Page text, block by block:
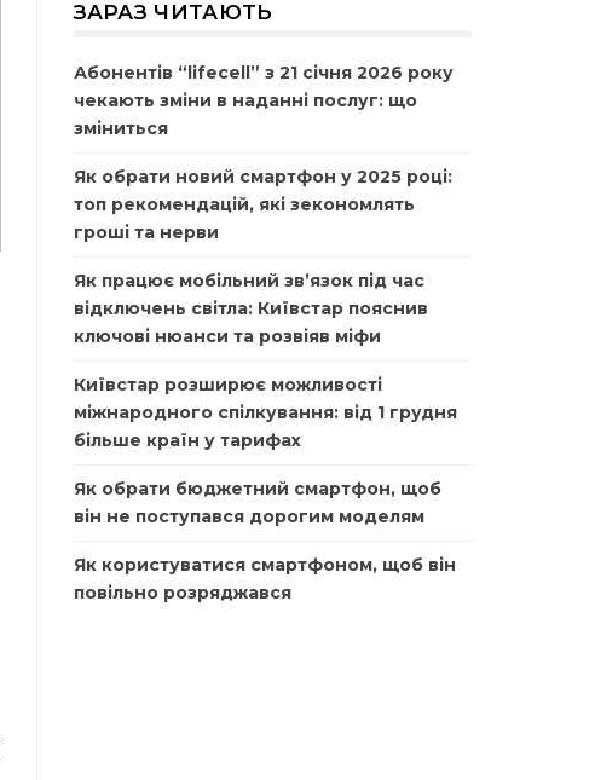
ЗАРАЗ ЧИТАЮТЬ
Абонентів “lifecell” з 21 січня 2026 року
чекають зміни в наданні послуг: що
зміниться
Як обрати новий смартфон у 2025 році:
топ рекомендацій, які зекономлять
гроші та нерви
Як працює мобільний зв’язок під час
відключень світла: Київстар пояснив
ключові нюанси та розвіяв міфи
Київстар розширює можливості
міжнародного спілкування: від 1 грудня
більше країн у тарифах
Як обрати бюджетний смартфон, щоб
він не поступався дорогим моделям
Як користуватися смартфоном, щоб він
повільно розряджався